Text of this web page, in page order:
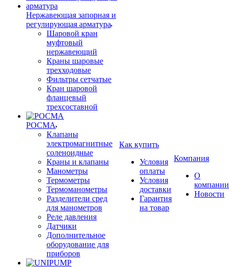
Нержавеющая запорная и
регулирующая арматура
Шаровой кран
муфтовый
нержавеющий
Краны шаровые
трехходовые
Фильтры сетчатые
Кран шаровой
фланцевый
трехсоставной
РОСМА
Клапаны
электромагнитные
соленоидные
Краны и клапаны
Манометры
Термометры
Термоманометры
Разделители сред
для манометров
Реле давления
Датчики
Дополнительное
оборудование для
приборов
Как купить
Условия
оплаты
Условия
доставки
Гарантия
на товар
Компания
О
компании
Новости